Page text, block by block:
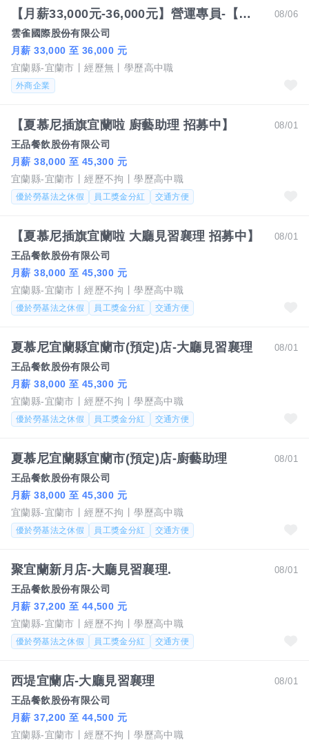
08/06
【月薪33,000元-36,000元】營運專員-【涮乃葉】【古拉爵】【橫濱牛排】- 宜蘭、花蓮地區
雲雀國際股份有限公司
月薪 33,000 至 36,000 元
宜蘭縣-宜蘭市
經歷無 學歷高中職
外商企業
08/01
【夏慕尼插旗宜蘭啦 廚藝助理 招募中】
王品餐飲股份有限公司
月薪 38,000 至 45,300 元
宜蘭縣-宜蘭市
經歷不拘 學歷高中職
優於勞基法之休假 員工獎金分紅 交通方便
08/01
【夏慕尼插旗宜蘭啦 大廳見習襄理 招募中】
王品餐飲股份有限公司
月薪 38,000 至 45,300 元
宜蘭縣-宜蘭市
經歷不拘 學歷高中職
優於勞基法之休假 員工獎金分紅 交通方便
08/01
夏慕尼宜蘭縣宜蘭市(預定)店-大廳見習襄理
王品餐飲股份有限公司
月薪 38,000 至 45,300 元
宜蘭縣-宜蘭市
經歷不拘 學歷高中職
優於勞基法之休假 員工獎金分紅 交通方便
08/01
夏慕尼宜蘭縣宜蘭市(預定)店-廚藝助理
王品餐飲股份有限公司
月薪 38,000 至 45,300 元
宜蘭縣-宜蘭市
經歷不拘 學歷高中職
優於勞基法之休假 員工獎金分紅 交通方便
08/01
聚宜蘭新月店-大廳見習襄理.
王品餐飲股份有限公司
月薪 37,200 至 44,500 元
宜蘭縣-宜蘭市
經歷不拘 學歷高中職
優於勞基法之休假 員工獎金分紅 交通方便
08/01
西堤宜蘭店-大廳見習襄理
王品餐飲股份有限公司
月薪 37,200 至 44,500 元
宜蘭縣-宜蘭市
經歷不拘 學歷高中職